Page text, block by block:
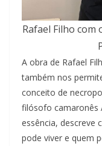
Rafael Filho com
A obra de Rafael
também nos
conceito de
filósofo camaronês
essência, descreve
pode viver e quem